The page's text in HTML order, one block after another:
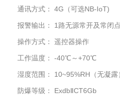
通讯方式： 4G（可选NB-IoT)
报警输出： 1路无源常开及常闭
操作方式： 遥控器操作
工作温度： -40℃～+70℃
湿度范围： 10~95%RH（无凝露
防爆等级： ExdbⅡCT6Gb